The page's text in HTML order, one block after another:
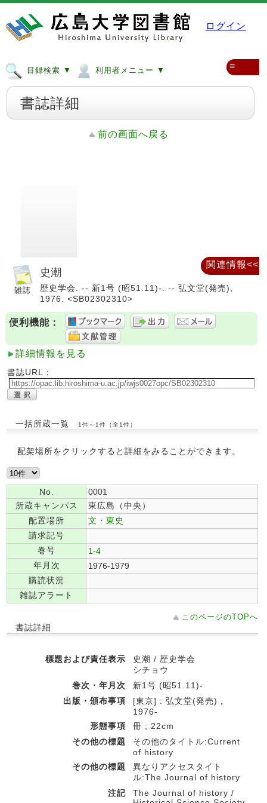
ログイン
目録検索 ▼ 利用者メニュー ▼ ≡
書誌詳細
前の画面へ戻る
史潮
歴史学会. -- 新1号 (昭51.11)-. -- 弘文堂(発売),
1976. <SB02302310>
便利機能：
詳細情報を見る
書誌URL：
一括所蔵一覧 1件～1件（全1件）
配架場所をクリックすると詳細をみることができます。
No.
0001
所蔵キャンパス
東広島（中央）
配置場所
文・東史
請求記号
巻号
1-4
年月次
1976-1979
購読状況
雑誌アラート
このページのTOPへ
書誌詳細
標題および責任表示
史潮 / 歴史学会
シチョウ
巻次・年月次
新1号 (昭51.11)-
出版・頒布事項
[東京] : 弘文堂(発売) ,
1976-
形態事項
冊 ; 22cm
その他の標題
その他のタイトル:Current
of history
その他の標題
異なりアクセスタイト
ル:The Journal of history
注記
The Journal of history /
関連情報<<